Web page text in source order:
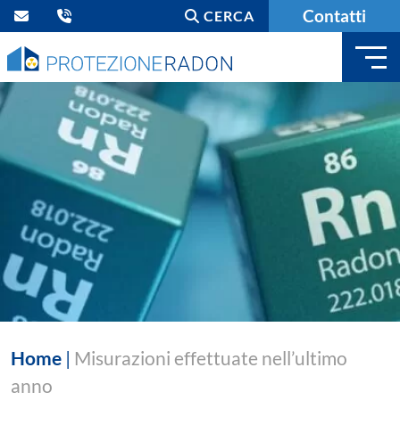
CERCA Contatti
Home | Misurazioni effettuate nell’ultimo
anno